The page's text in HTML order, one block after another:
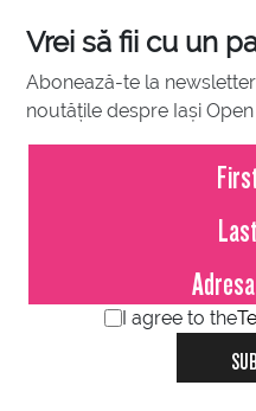
Vrei să fii cu un
Abonează-te la
noutățile despre Iași Open
I agree to the
MAY 11, 2022
Conferinta de